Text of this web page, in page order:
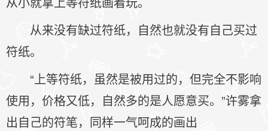
从来没有缺过符纸，自然也就没有自己买过
符纸。
“上等符纸，虽然是被用过的，但完全不影响
使用，价格又低，自然多的是人愿意买。”许雾拿
出自己的符笔，同样一气呵成的画出